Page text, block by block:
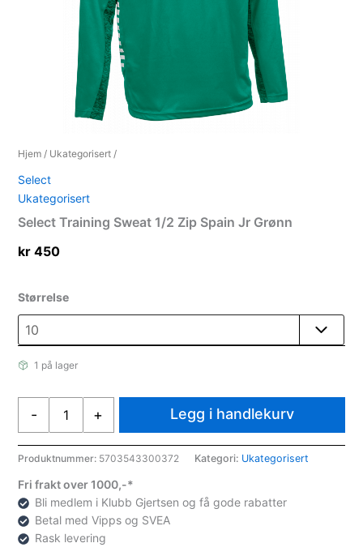
Hjem / Ukategorisert /
Select
Ukategorisert
Select Training Sweat 1/2 Zip Spain Jr Grønn
kr 450
Størrelse
1 på lager
-
1/2
Jr
Grønn
antall
+ Legg i handlekurv
Produktnummer: 5703543300372 Kategori: Ukategorisert
Fri frakt over 1000,-*
Bli medlem i Klubb Gjertsen og få gode rabatter
Betal med Vipps og SVEA
Rask levering